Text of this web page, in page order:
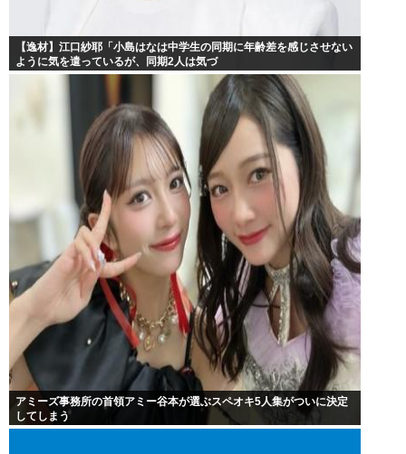
【逸材】江口紗耶「小島はなは中学生の同期に年齢差を感じさせない
ように気を遣っているが、同期2人は気づ
アミーズ事務所の首領アミー谷本が選ぶスペオキ5人集がついに決定
してしまう